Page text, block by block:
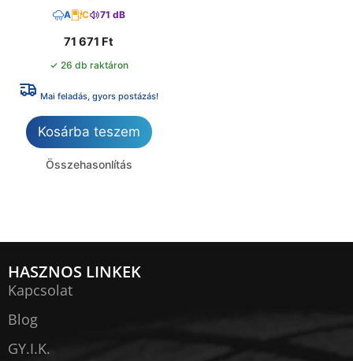
A C 71 dB
71 671 Ft
✓ 26 db raktáron
Mai feladás, gyors postázás!
Kosárba teszem
Összehasonlítás
HASZNOS LINKEK
Kapcsolat
Blog
GY.I.K.